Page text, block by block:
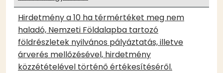
Hirdetmény a 10 ha térmértéket meg nem
haladó, Nemzeti Földalapba tartozó
földrészletek nyilvános pályáztatás, illetve
árverés mellőzésével, hirdetmény
közzétételével történő értékesítéséről.